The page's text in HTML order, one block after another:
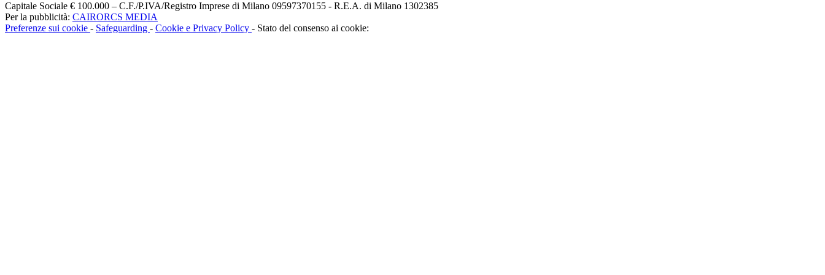
Capitale Sociale € 100.000 – C.F./P.IVA/Registro Imprese di Milano 09597370155 - R.E.A. di Milano 1302385
Per la pubblicità: CAIRORCS MEDIA
Preferenze sui cookie - Safeguarding - Cookie e Privacy Policy - Stato del consenso ai cookie: